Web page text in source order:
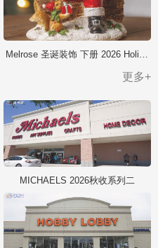
Melrose 圣诞装饰 下册 2026 Holiday
更多+
MICHAELS 2026秋收系列二